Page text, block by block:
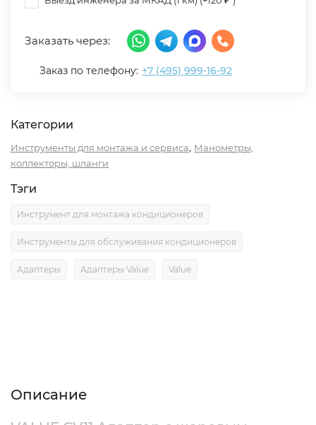
Заказать через:
Заказ по телефону: +7 (495) 999-16-92
Категории
Инструменты для монтажа и сервиса, Манометры,
коллекторы, шланги
Тэги
Инструмент для монтажа кондиционеров
Инструменты для обслуживания кондиционеров
Адаптеры Адаптеры Value Value
Описание